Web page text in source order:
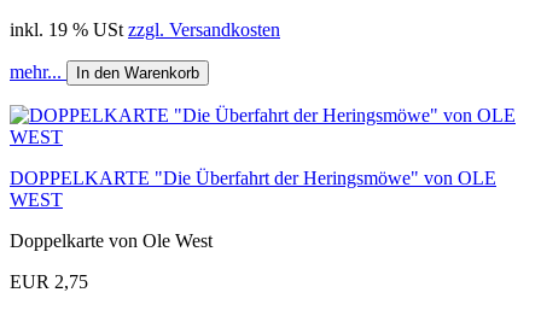
inkl. 19 % USt zzgl. Versandkosten
mehr... In den Warenkorb
DOPPELKARTE "Die Überfahrt der Heringsmöwe" von OLE
WEST
Doppelkarte von Ole West
EUR 2,75